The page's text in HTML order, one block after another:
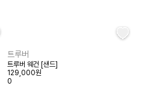
트루버
트루버 웨건 [샌드]
129,000원
0